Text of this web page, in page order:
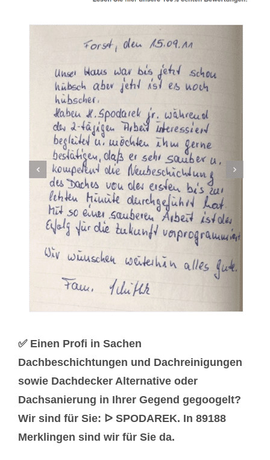
✅ Einen Profi in Sachen
Dachbeschichtungen und Dachreinigungen
sowie Dachdecker Alternative oder
Dachsanierung in Ihrer Gegend gegoogelt?
Wir sind für Sie: ᐅ SPODAREK. In 89188
Merklingen sind wir für Sie da.